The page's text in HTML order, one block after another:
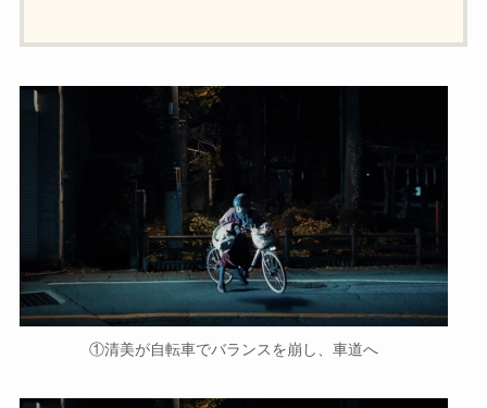
①清美が自転車でバランスを崩し、車道へ